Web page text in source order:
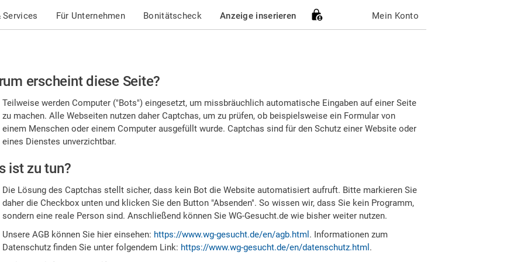
Services Für Unternehmen Bonitätscheck Anzeige inserieren Mein Konto
erscheint diese Seite?
Teilweise werden Computer ("Bots") eingesetzt, um missbräuchlich automatische Eingaben auf einer Seite
zu machen. Alle Webseiten nutzen daher Captchas, um zu prüfen, ob beispielsweise ein Formular von
einem Menschen oder einem Computer ausgefüllt wurde. Captchas sind für den Schutz einer Website oder
eines Dienstes unverzichtbar.
ist zu tun?
Die Lösung des Captchas stellt sicher, dass kein Bot die Website automatisiert aufruft. Bitte markieren Sie
daher die Checkbox unten und klicken Sie den Button "Absenden". So wissen wir, dass Sie kein Programm,
sondern eine reale Person sind. Anschließend können Sie WG-Gesucht.de wie bisher weiter nutzen.
Unsere AGB können Sie hier einsehen: https://www.wg-gesucht.de/en/agb.html . Informationen zum
Datenschutz finden Sie unter folgendem Link: https://www.wg-gesucht.de/en/datenschutz.html .